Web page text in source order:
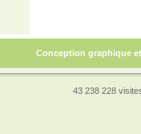
Conception graphique
43 238 228